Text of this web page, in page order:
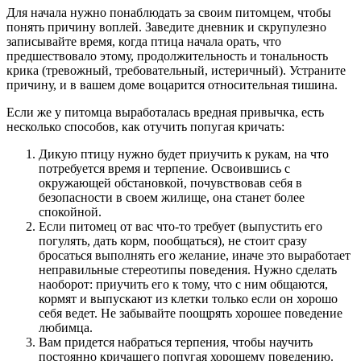
Для начала нужно понаблюдать за своим питомцем, чтобы
понять причину воплей. Заведите дневник и скрупулезно
записывайте время, когда птица начала орать, что
предшествовало этому, продолжительность и тональность
крика (тревожный, требовательный, истеричный). Устраните
причину, и в вашем доме воцарится относительная тишина.
Если же у питомца выработалась вредная привычка, есть
несколько способов, как отучить попугая кричать:
Дикую птицу нужно будет приучить к рукам, на что
потребуется время и терпение. Освоившись с
окружающей обстановкой, почувствовав себя в
безопасности в своем жилище, она станет более
спокойной.
Если питомец от вас что-то требует (выпустить его
погулять, дать корм, пообщаться), не стоит сразу
бросаться выполнять его желание, иначе это выработает
неправильные стереотипы поведения. Нужно сделать
наоборот: приучить его к тому, что с ним общаются,
кормят и выпускают из клетки только если он хорошо
себя ведет. Не забывайте поощрять хорошее поведение
любимца.
Вам придется набраться терпения, чтобы научить
постоянно кричащего попугая хорошему поведению.